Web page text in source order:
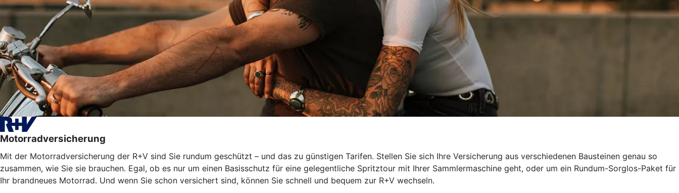
Motorradversicherung
Mit der Motorradversicherung der R+V sind Sie rundum geschützt – und das zu günstigen Tarifen. Stellen Sie sich Ihre Versicherung aus verschiedenen Bausteinen genau so
zusammen, wie Sie sie brauchen. Egal, ob es nur um einen Basisschutz für eine gelegentliche Spritztour mit Ihrer Sammlermaschine geht, oder um ein Rundum-Sorglos-Paket für
Ihr brandneues Motorrad. Und wenn Sie schon versichert sind, können Sie schnell und bequem zur R+V wechseln.